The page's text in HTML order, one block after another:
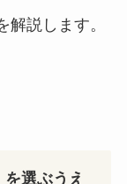
説します。
選ぶうえ